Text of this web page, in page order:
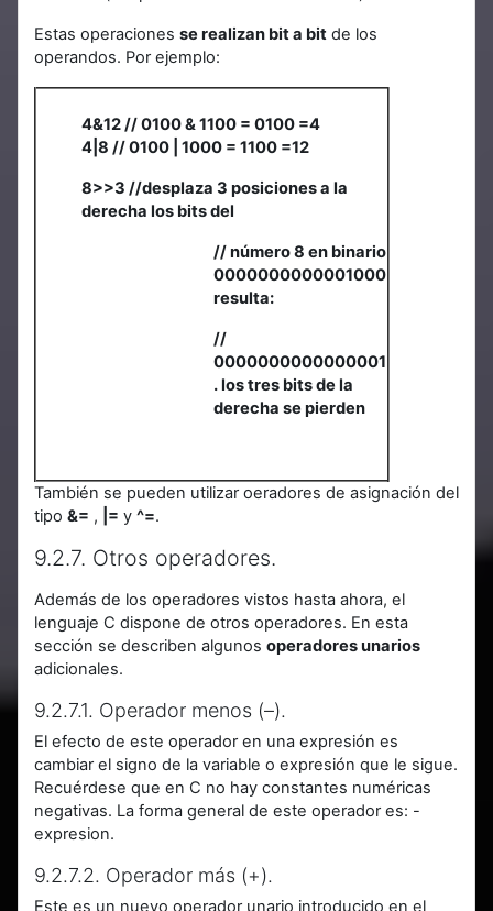
Estas operaciones se realizan bit a bit de los
operandos. Por ejemplo:
4&12 // 0100 & 1100 = 0100 =4
4|8 // 0100 | 1000 = 1100 =12
8>>3 //desplaza 3 posiciones a la
derecha los bits del
// número 8 en binario
0000000000001000
resulta:
//
0000000000000001
. los tres bits de la
derecha se pierden
También se pueden utilizar oeradores de asignación del
tipo &= , |= y ^=.
9.2.7. Otros operadores.
Además de los operadores vistos hasta ahora, el
lenguaje C dispone de otros operadores. En esta
sección se describen algunos operadores unarios
adicionales.
9.2.7.1. Operador menos (–).
El efecto de este operador en una expresión es
cambiar el signo de la variable o expresión que le sigue.
Recuérdese que en C no hay constantes numéricas
negativas. La forma general de este operador es: -
expresion.
9.2.7.2. Operador más (+).
Este es un nuevo operador unario introducido en el